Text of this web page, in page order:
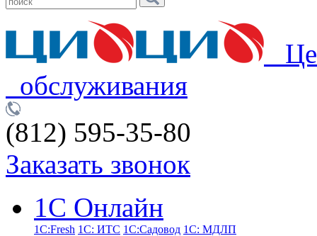
обслуживания
(812) 595-35-80
Заказать звонок
1С Онлайн
1С:Fresh 1С: ИТС 1С:Садовод 1С: МДЛП